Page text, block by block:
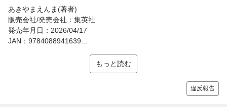
あきやまえんま(著者)
販売会社/発売会社：集英社
発売年月日：2026/04/17
JAN：9784088941639...
もっと読む
違反報告